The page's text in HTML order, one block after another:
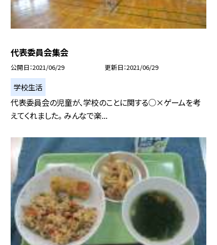
代表委員会集会
公開日 2021/06/29 更新日 2021/06/29
学校生活
代表委員会の児童が、学校のことに関する○×ゲームを考
えてくれました。 みんなで楽...